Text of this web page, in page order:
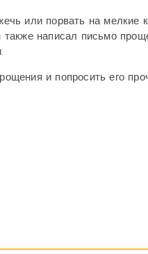
или порвать на мелкие
написал письмо
и попросить его